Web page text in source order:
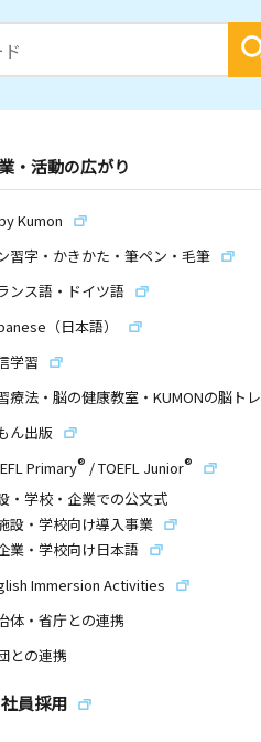
・活動の広がり
Kumon
習字・かきかた・筆ペン・毛筆
ンス語・ドイツ語
（日本語）
学習
療法・脳の健康教室・KUMONの脳トレ
ん出版
Primary® /TOEFL Junior®
・学校・企業での公文式
設・学校向け導入事業
業・学校向け日本語
Immersion Activities
体・省庁との連携
との連携
社員採用